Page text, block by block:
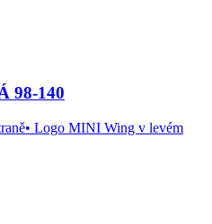
98-140
Logo MINI Wing v levém